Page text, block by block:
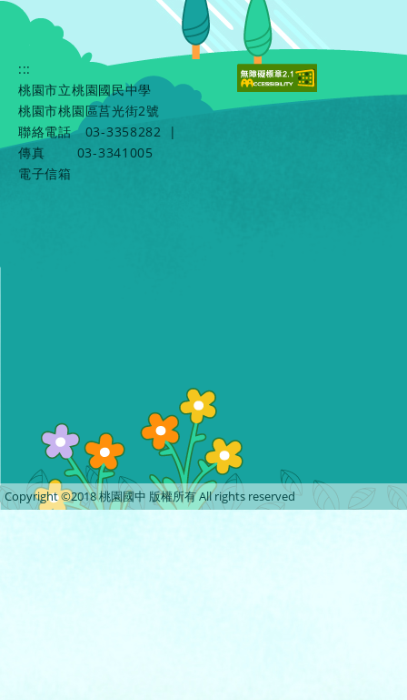
:::
桃園市立桃園國民中學
桃園市桃園區莒光街2號
聯絡電話
03-3358282
|
傳真
03-3341005
電子信箱
Copyright ©2018 桃園國中 版權所有 All rights reserved